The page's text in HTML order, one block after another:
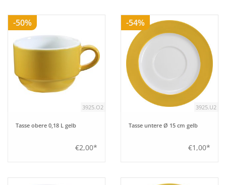
Bar
Tafeln
Einrichtung
-50%
3925.O2
Tasse obere 0,18 L gelb
€2,00*
-54%
3925.U2
Tasse untere Ø 15 cm gelb
€1,00*